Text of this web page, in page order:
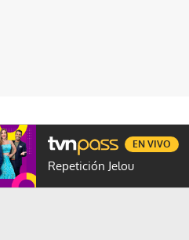
PROGRAMAS GENTE TVN
Repetición Jelou
EN VIVO